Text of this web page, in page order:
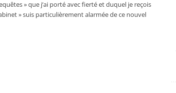
» que j’ai porté avec fierté et duquel je reçois
» suis particulièrement alarmée de ce nouvel